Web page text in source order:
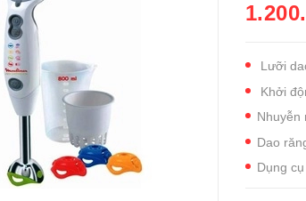
Lưỡi
Khởi
Nhuyễn
Dao
Dụng